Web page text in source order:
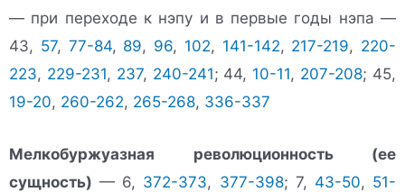
— при переходе к нэпу и в первые годы нэпа —
43, 57, 77-84, 89, 96, 102, 141-142, 217-219, 220-
223, 229-231, 237, 240-241; 44, 10-11, 207-208; 45,
19-20, 260-262, 265-268, 336-337
Мелкобуржуазная революционность (ее
сущность) — 6, 372-373, 377-398; 7, 43-50, 51-